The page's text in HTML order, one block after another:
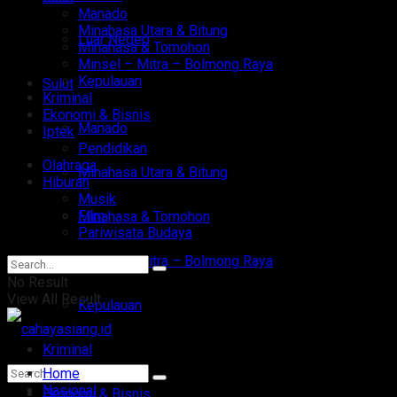
Luar Negeri
Sulut
Manado
Minahasa Utara & Bitung
Minahasa & Tomohon
Minsel – Mitra – Bolmong Raya
Kepulauan
Kriminal
Manado
Minahasa Utara & Bitung
Minahasa & Tomohon
Minsel – Mitra – Bolmong Raya
Kepulauan
Kriminal
Ekonomi & Bisnis
Iptek
Pendidikan
Olahraga
Hiburan
Musik
Film
Pariwisata Budaya
No Result
View All Result
Home
Nasional